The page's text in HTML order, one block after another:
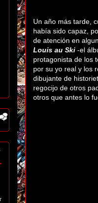
Un año más tarde,
había sido capaz,
de atención en
Louis au Ski -el
protagonista de los
por su yo real y los
dibujante de
regocijo de otros
otros que antes lo